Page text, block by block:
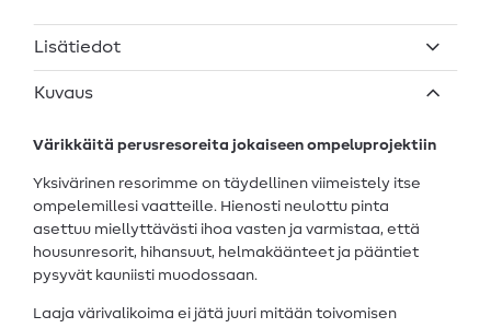
Lisätiedot
Kuvaus
Värikkäitä perusresoreita jokaiseen ompeluprojektiin
Yksivärinen resorimme on täydellinen viimeistely itse
ompelemillesi vaatteille. Hienosti neulottu pinta
asettuu miellyttävästi ihoa vasten ja varmistaa, että
housunresorit, hihansuut, helmakäänteet ja pääntiet
pysyvät kauniisti muodossaan.
Laaja värivalikoima ei jätä juuri mitään toivomisen